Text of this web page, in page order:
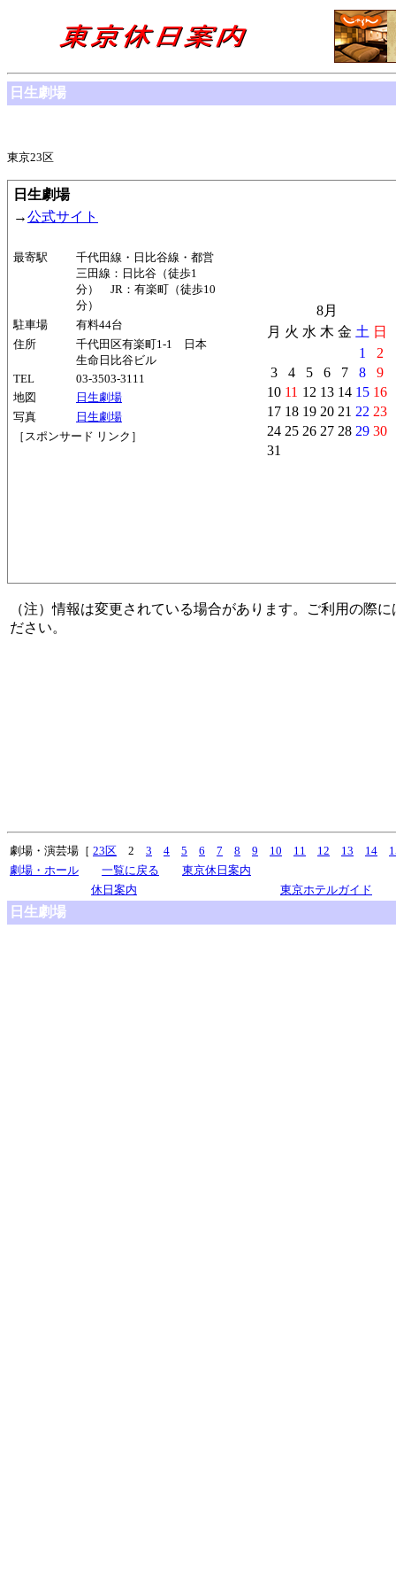
日生劇場
東京23区
日生劇場
→公式サイト
最寄駅
千代田線・日比谷線・都営
三田線：日比谷（徒歩1
分） JR：有楽町（徒歩10
分）
駐車場
有料44台
住所
千代田区有楽町1-1 日本
生命日比谷ビル
TEL
03-3503-3111
地図
日生劇場
写真
日生劇場
［スポンサード リンク］
8月
月 火 水 木 金 土 日
1
2
3
4 5 6 7 8
9
10 11 12 13 14 15 16
17 18 19 20 21 22 23
24 25 26 27 28 29 30
31
（注）情報は変更されている場合があります。ご利用の際
ださい。
劇場・演芸場［ 23区 2 3 4 5 6 7 8 9 10 11 12 13 14
劇場・ホール
一覧に戻る
東京休日案内
休日案内
東京ホテルガイド
日生劇場